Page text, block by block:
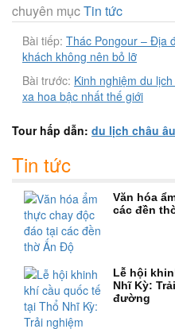
chuyên mụcTin tức
Bài tiếp: Thác Pongour – Địa
khách không nên bỏ lỡ
Bài trước: Kinh nghiệm du
xa hoa bậc nhất thế giới
Tour hấp dẫn: du lịch châu âu
Tin tức
Văn hóa
các đền
Lễ hội
Nhĩ Kỳ:
đường